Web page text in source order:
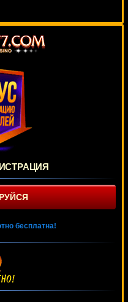
бесплатна!